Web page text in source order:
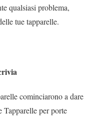
qualsiasi problema,
tue tapparelle.
cominciarono a dare
Tapparelle per porte